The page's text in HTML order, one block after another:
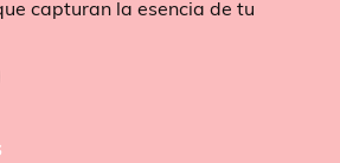
capturan la esencia de tu